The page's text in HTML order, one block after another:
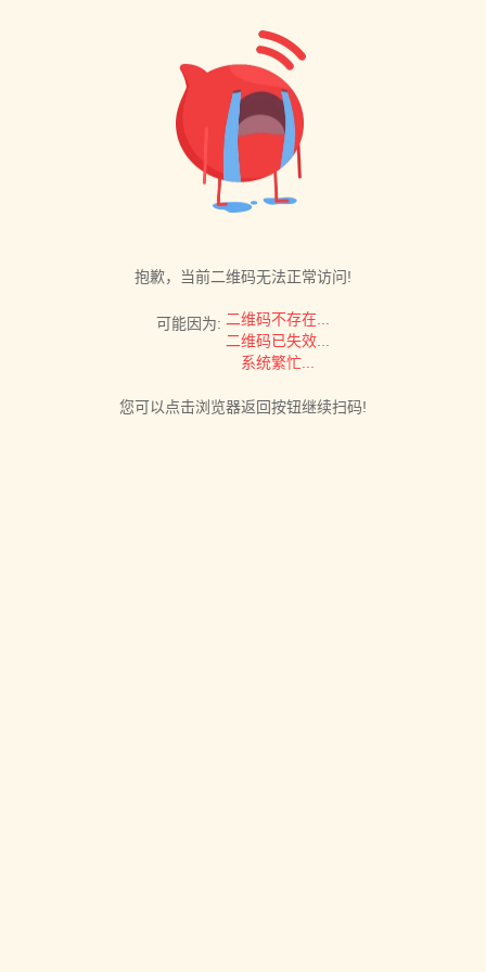
抱歉，当前二维码无法正常访问!
可能因为: 二维码不存在...
二维码已失效...
系统繁忙...
您可以点击浏览器返回按钮继续扫码!